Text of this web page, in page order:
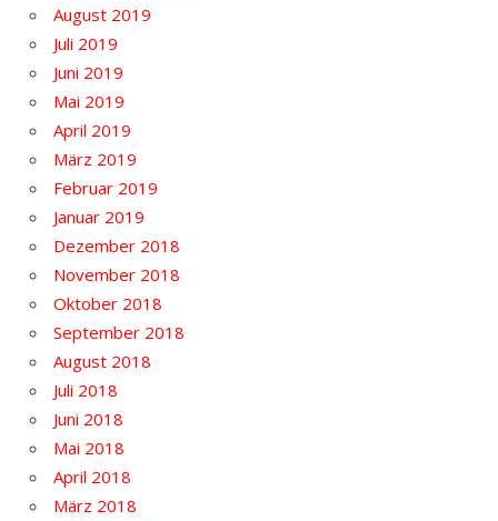
August 2019
Juli 2019
Juni 2019
Mai 2019
April 2019
März 2019
Februar 2019
Januar 2019
Dezember 2018
November 2018
Oktober 2018
September 2018
August 2018
Juli 2018
Juni 2018
Mai 2018
April 2018
März 2018